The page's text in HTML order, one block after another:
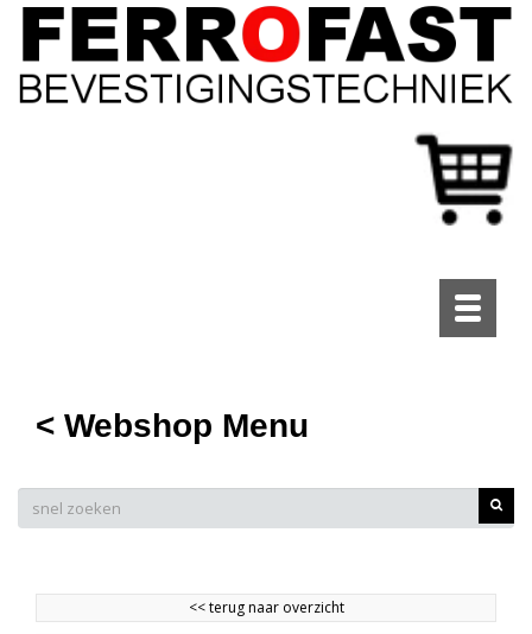
Toggle
< Webshop Menu
<<terug naar overzicht